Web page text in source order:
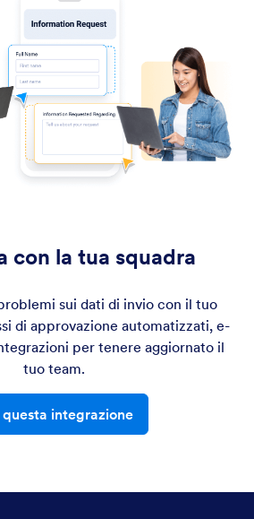
con la tua squadra
sui dati di invio con il tuo
di approvazione automatizzati, e-
per tenere aggiornato il
tuo team.
questa integrazione